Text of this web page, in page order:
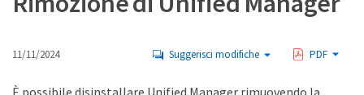
11/11/2024 Suggerisci modifiche PDF
È possibile disinstallare Unified Manager rimuovendo la